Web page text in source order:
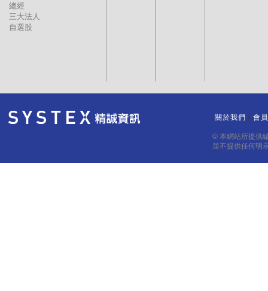
總經
三大法人
自選股
關於我們 會
© 本網站所提供
並不提供任何明